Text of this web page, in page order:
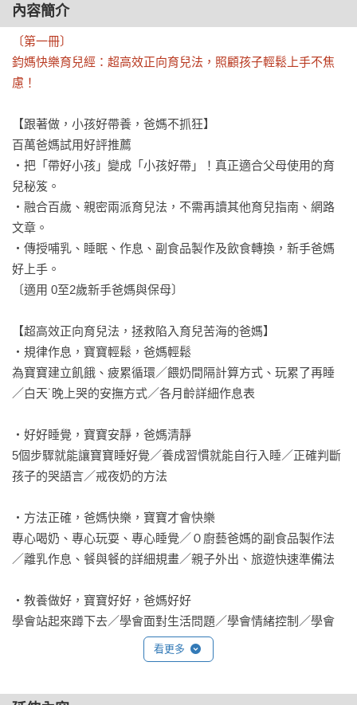
內容簡介
〔第一冊〕
鈞媽快樂育兒經：超高效正向育兒法，照顧孩子輕鬆上手不焦
慮！
【跟著做，小孩好帶養，爸媽不抓狂】
百萬爸媽試用好評推薦
‧把「帶好小孩」變成「小孩好帶」！真正適合父母使用的育
兒秘笈。
‧融合百歲、親密兩派育兒法，不需再讀其他育兒指南、網路
文章。
‧傳授哺乳、睡眠、作息、副食品製作及飲食轉換，新手爸媽
好上手。
〔適用 0至2歲新手爸媽與保母〕
【超高效正向育兒法，拯救陷入育兒苦海的爸媽】
‧規律作息，寶寶輕鬆，爸媽輕鬆
為寶寶建立飢餓、疲累循環／餵奶間隔計算方式、玩累了再睡
／白天˙晚上哭的安撫方式／各月齡詳細作息表
‧好好睡覺，寶寶安靜，爸媽清靜
5個步驟就能讓寶寶睡好覺／養成習慣就能自行入睡／正確判斷
孩子的哭語言／戒夜奶的方法
‧方法正確，爸媽快樂，寶寶才會快樂
專心喝奶、專心玩耍、專心睡覺／０廚藝爸媽的副食品製作法
／離乳作息、餐與餐的詳細規畫／親子外出、旅遊快速準備法
‧教養做好，寶寶好好，爸媽好好
學會站起來蹲下去／學會面對生活問題／學會情緒控制／學會
看更多